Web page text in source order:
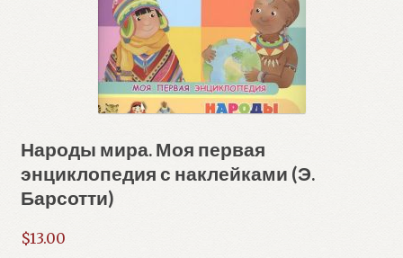
Народы мира. Моя первая
энциклопедия с наклейками (Э.
Барсотти)
$13.00